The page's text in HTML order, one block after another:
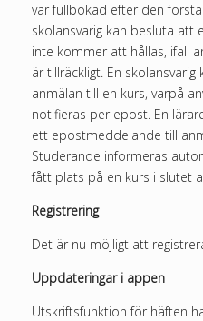
var fullbokad efter den
skolansvarig kan besluta att
inte kommer att hållas, ifall
är tillräckligt. En
anmälan till en kurs, varpå
notifieras per epost. En
ett epostmeddelande till
Studerande informeras
fått plats på en kurs i slutet
Registrering
Det är nu möjligt att
Uppdateringar i appen
Utskriftsfunktion för häften